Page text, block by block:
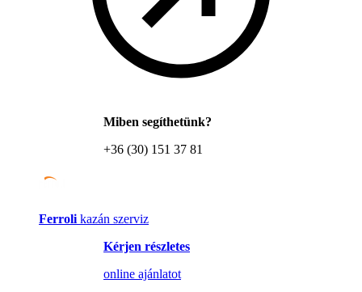
Miben segíthetünk?
+36 (30) 151 37 81
Ferroli kazán szerviz
Kérjen részletes
online ajánlatot